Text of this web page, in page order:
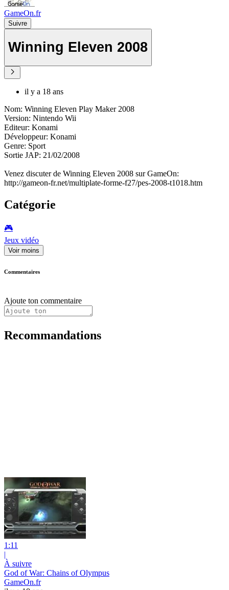
GameOn.fr
Suivre
Winning Eleven 2008
il y a 18 ans
Nom: Winning Eleven Play Maker 2008
Version: Nintendo Wii
Editeur: Konami
Développeur: Konami
Genre: Sport
Sortie JAP: 21/02/2008
Venez discuter de Winning Eleven 2008 sur GameOn:
http://gameon-fr.net/multiplate-forme-f27/pes-2008-t1018.htm
Catégorie
🎮️
Jeux vidéo
Voir moins
Commentaires
Ajoute ton commentaire
Recommandations
1:11
|
À suivre
God of War: Chains of Olympus
GameOn.fr